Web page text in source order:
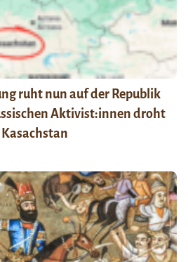
ruht nun auf der Republik
Aktivist:innen droht